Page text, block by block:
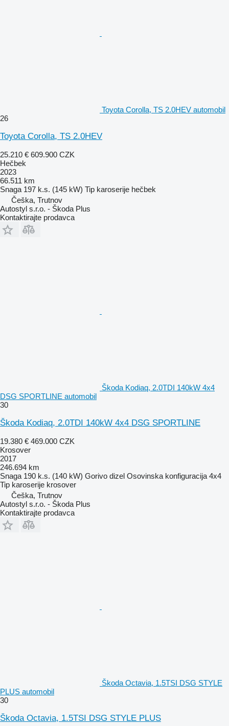
Toyota Corolla, TS 2.0HEV automobil
26
Toyota Corolla, TS 2.0HEV
25.210 € 609.900 CZK
Hečbek
2023
66.511 km
Snaga 197 k.s. (145 kW) Tip karoserije hečbek
Češka, Trutnov
Autostyl s.r.o. - Škoda Plus
Kontaktirajte prodavca
Škoda Kodiaq, 2.0TDI 140kW 4x4
DSG SPORTLINE automobil
30
Škoda Kodiaq, 2.0TDI 140kW 4x4 DSG SPORTLINE
19.380 € 469.000 CZK
Krosover
2017
246.694 km
Snaga 190 k.s. (140 kW) Gorivo dizel Osovinska konfiguracija 4x4
Tip karoserije krosover
Češka, Trutnov
Autostyl s.r.o. - Škoda Plus
Kontaktirajte prodavca
Škoda Octavia, 1.5TSI DSG STYLE
PLUS automobil
30
Škoda Octavia, 1.5TSI DSG STYLE PLUS